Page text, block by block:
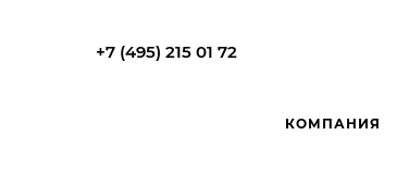
+7 (495) 215 01 72
КОМПАНИЯ